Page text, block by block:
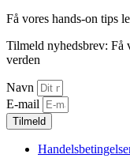
Få vores hands-on tips
Tilmeld nyhedsbrev: Få
verden
Navn
E-mail
Tilmeld